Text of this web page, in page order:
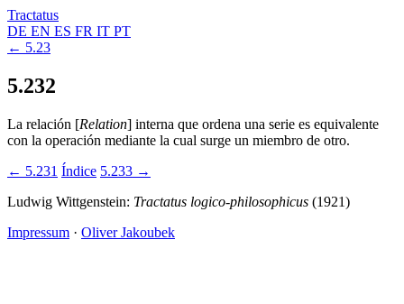
Tractatus
DE EN ES FR IT PT
← 5.23
5.232
La relación [Relation] interna que ordena una serie es equivalente
con la operación mediante la cual surge un miembro de otro.
← 5.231 Índice 5.233 →
Ludwig Wittgenstein: Tractatus logico-philosophicus (1921)
Impressum · Oliver Jakoubek